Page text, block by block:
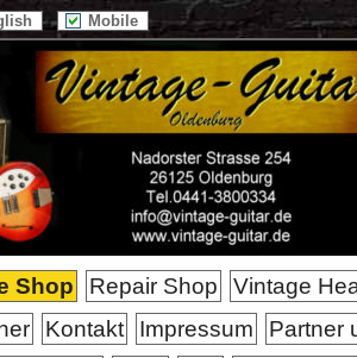
Mobile
Shop Repair Shop
Vintage
Kontakt Impressum Partner